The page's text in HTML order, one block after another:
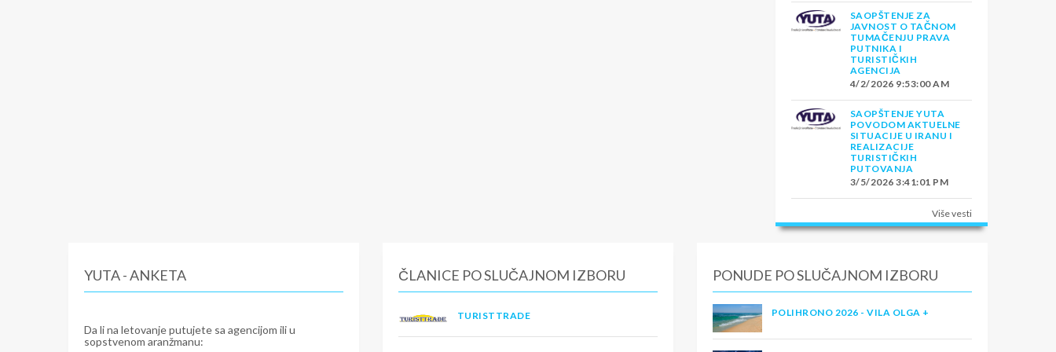
SAOPŠTENJE ZA
JAVNOST O TAČNOM
TUMAČENJU PRAVA
PUTNIKA I
TURISTIČKIH
AGENCIJA
4/2/2026 9:53:00 AM
SAOPŠTENJE YUTA
POVODOM AKTUELNE
SITUACIJE U IRANU I
REALIZACIJE
TURISTIČKIH
PUTOVANJA
3/5/2026 3:41:01 PM
Više vesti
YUTA - ANKETA
Da li na letovanje putujete sa agencijom ili u
sopstvenom aranžmanu:
ČLANICE PO SLUČAJNOM IZBORU
TURISTTRADE
PONUDE PO SLUČAJNOM IZBORU
POLIHRONO 2026 - VILA OLGA +